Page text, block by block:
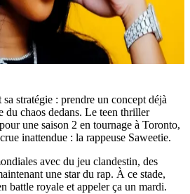
stratégie : prendre un concept déjà
chaos dedans. Le teen thriller
une saison 2 en tournage à Toronto,
inattendue : la rappeuse Saweetie.
avec du jeu clandestin, des
une star du rap. À ce stade,
battle royale et appeler ça un mardi.